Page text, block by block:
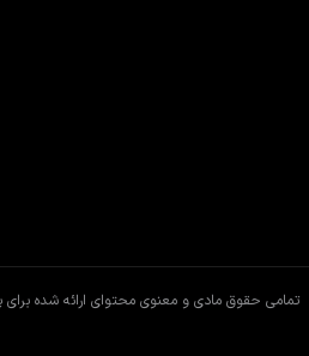
تمامی حقوق مادی و معنوی محتوای ارائه شده برای